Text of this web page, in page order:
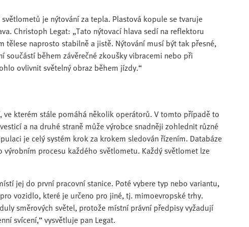
je nýtování za tepla. Plastová kopule se tvaruje
Christoph Legat: „Tato nýtovací hlava sedí na reflektoru
naprosto stabilně a jistě. Nýtování musí být tak přesné,
během závěrečné zkoušky vibracemi nebo při
ovlivnit světelný obraz během jízdy.“
kterém stále pomáhá několik operátorů. V tomto případě to
a na druhé straně může výrobce snadněji zohlednit různé
je celý systém krok za krokem sledován řízením. Databáze
procesu každého světlometu. Každý světlomet lze
jej do první pracovní stanice. Poté vybere typ nebo variantu,
vozidlo, které je určeno pro jiné, tj. mimoevropské trhy.
směrových světel, protože místní právní předpisy vyžadují
svícení,“ vysvětluje pan Legat.